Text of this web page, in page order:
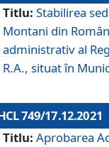
Titlu: Stabilirea
Montani din
administrativ al
R.A., situat în
749/17.12.2021
Titlu: Aprobarea